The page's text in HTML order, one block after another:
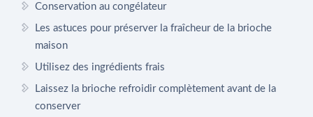
Conservation au congélateur
Les astuces pour préserver la fraîcheur de la brioche
maison
Utilisez des ingrédients frais
Laissez la brioche refroidir complètement avant de la
conserver